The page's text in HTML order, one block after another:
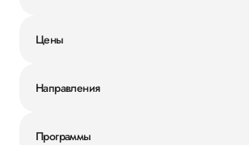
Цены
Направления
Программы